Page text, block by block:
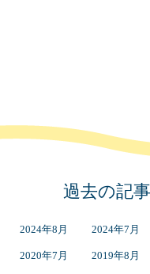
過去の記事
2024年8月 2024年7月
2020年7月 2019年8月